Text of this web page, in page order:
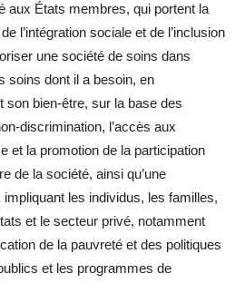
aux États membres, qui portent la
l’intégration sociale et de l’inclusion
une société de soins dans
soins dont il a besoin, en
son bien-être, sur la base des
discrimination, l’accès aux
et la promotion de la participation
de la société, ainsi qu’une
les individus, les familles,
et le secteur privé, notamment
de la pauvreté et des politiques
et les programmes de